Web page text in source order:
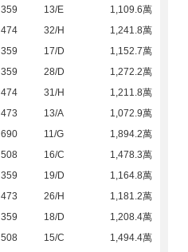
359 13/E
1,109.6萬
474 32/H
1,241.8萬
359 17/D
1,152.7萬
359 28/D
1,272.2萬
474 31/H
1,211.8萬
473 13/A
1,072.9萬
690 11/G
1,894.2萬
508 16/C
1,478.3萬
359 19/D
1,164.8萬
473 26/H
1,181.2萬
359 18/D
1,208.4萬
508 15/C
1,494.4萬